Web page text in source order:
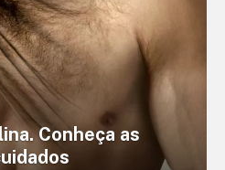
Conheça as